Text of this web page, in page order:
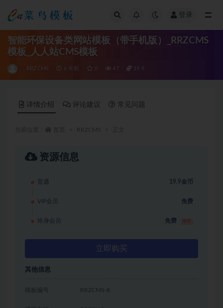
登录
智能环保设备类网站模板（带手机版）_RRZCMS
模板_人人站CMS模板
RRZCMS 6 年前 0 47 19.9
详情介绍 评论建议 常见问题
资源信息
普通 19.9金币
VIP会员 免费
终身会员 免费
立即购买
其他信息
模板编号 RRZCMS-8